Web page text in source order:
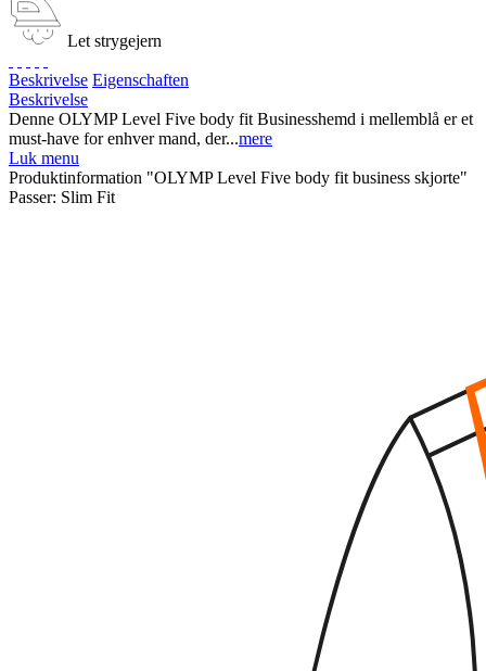
Let strygejern
Beskrivelse Eigenschaften
Beskrivelse
Denne OLYMP Level Five body fit Businesshemd i mellemblå er et
must-have for enhver mand, der...mere
Luk menu
Produktinformation "OLYMP Level Five body fit business skjorte"
Passer: Slim Fit